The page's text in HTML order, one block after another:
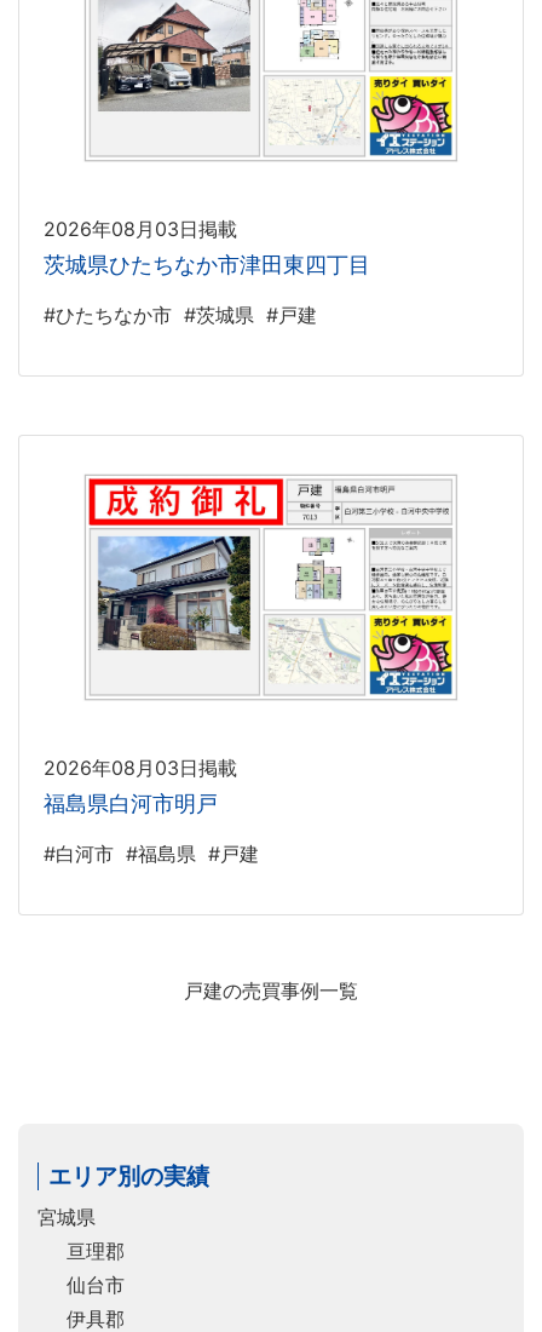
2026年08月03日掲載
茨城県ひたちなか市津田東四丁目
#ひたちなか市 #茨城県 #戸建
2026年08月03日掲載
福島県白河市明戸
#白河市 #福島県 #戸建
戸建の売買事例一覧
エリア別の実績
宮城県
亘理郡
仙台市
伊具郡